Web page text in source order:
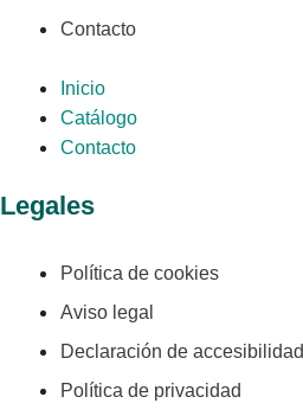
Contacto
Inicio
Catálogo
Contacto
Legales
Política de cookies
Aviso legal
Declaración de accesibilidad
Política de privacidad